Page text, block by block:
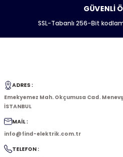
GÜVENLİ
SSL-Tabanlı 256-Bit
ADRES :
Emekyemez Mah. Okçumusa Cad.
İSTANBUL
MAİL :
info@find-elektrik.com.tr
TELEFON :